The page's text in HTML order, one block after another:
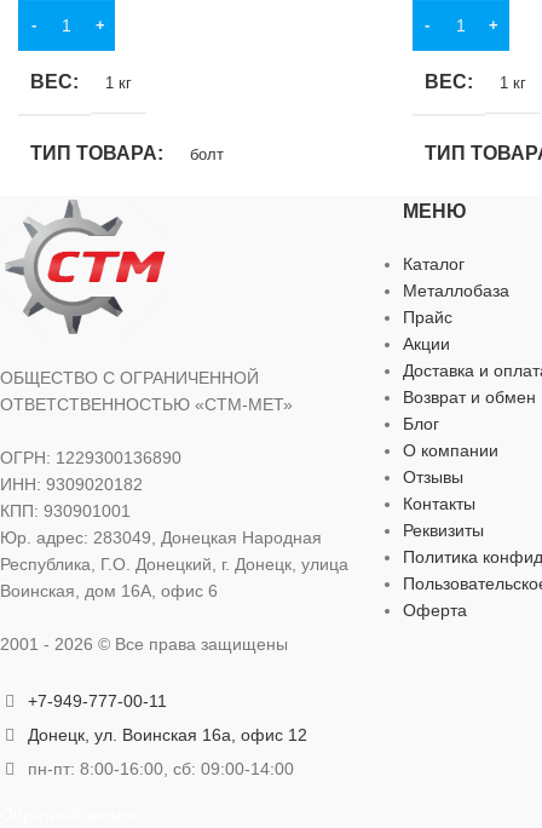
В КОРЗИНУ
ВЕС 1 кг
ТИП ТОВАРА болт
НАЗНАЧЕНИЕ
для строительства
бытовых нужд
ВИД РАБОТ
ЦВЕТ серебристый
МАТЕРИАЛ оцинкованная сталь
ДЛИНА 100 мм
В КОРЗИНУ
ВЕС 1 кг
ТИП
для
бытовых нужд
ВИД РАБОТ
ЦВЕТ
МАТЕРИАЛ
ОБЩЕСТВО С ОГРАНИЧЕННОЙ
ОТВЕТСТВЕННОСТЬЮ «СТМ-МЕТ»
ОГРН: 1229300136890
ИНН: 9309020182
КПП: 930901001
Юр. адрес: 283049, Донецкая Народная
Республика, Г.О. Донецкий, г. Донецк, улица
Воинская, дом 16А, офис 6
2001 - 2026 © Все права защищены
+7-949-777-00-11
Донецк, ул. Воинская 16а, офис 12
пн-пт: 8:00-16:00, сб: 09:00-14:00
МЕНЮ
Каталог
Металлобаза
Прайс
Акции
Доставка и
Возврат и обмен
Блог
О компании
Отзывы
Контакты
Реквизиты
Политика
Оферта